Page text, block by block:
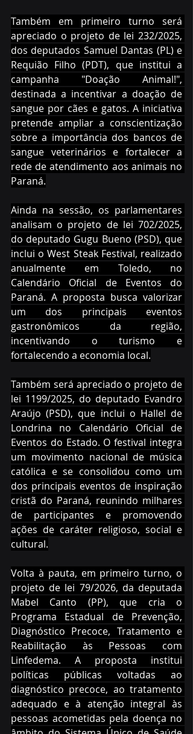
Também em primeiro turno será
apreciado o projeto de lei 232/2025,
dos deputados Samuel Dantas (PL) e
Requião Filho (PDT), que institui a
campanha "Doação Animal!",
destinada a incentivar a doação de
sangue por cães e gatos. A iniciativa
pretende ampliar a conscientização
sobre a importância dos bancos de
sangue veterinários e fortalecer a
rede de atendimento aos animais no
Paraná.
Ainda na sessão, os parlamentares
analisam o projeto de lei 702/2025,
do deputado Gugu Bueno (PSD), que
inclui o West Steak Festival, realizado
anualmente em Toledo, no
Calendário Oficial de Eventos do
Paraná. A proposta busca valorizar
um dos principais eventos
gastronômicos da região,
incentivando o turismo e
fortalecendo a economia local.
Também será apreciado o projeto de
lei 1199/2025, do deputado Evandro
Araújo (PSD), que inclui o Hallel de
Londrina no Calendário Oficial de
Eventos do Estado. O festival integra
um movimento nacional de música
católica e se consolidou como um
dos principais eventos de inspiração
cristã do Paraná, reunindo milhares
de participantes e promovendo
ações de caráter religioso, social e
cultural.
Volta à pauta, em primeiro turno, o
projeto de lei 79/2026, da deputada
Mabel Canto (PP), que cria o
Programa Estadual de Prevenção,
Diagnóstico Precoce, Tratamento e
Reabilitação às Pessoas com
Linfedema. A proposta institui
políticas públicas voltadas ao
diagnóstico precoce, ao tratamento
adequado e à atenção integral às
pessoas acometidas pela doença no